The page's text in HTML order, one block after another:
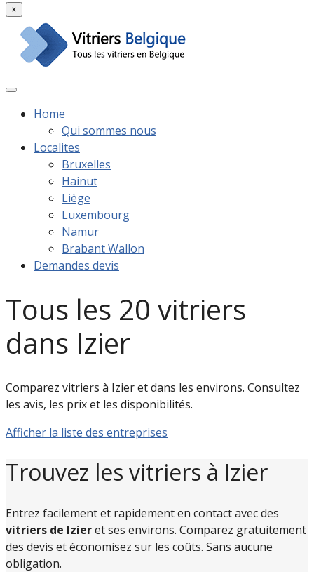
×
Home
Qui sommes nous
Localites
Bruxelles
Hainut
Liège
Luxembourg
Namur
Brabant Wallon
Demandes devis
Tous les 20 vitriers
dans Izier
Comparez vitriers à Izier et dans les environs. Consultez
les avis, les prix et les disponibilités.
Afficher la liste des entreprises
Trouvez les vitriers à Izier
Entrez facilement et rapidement en contact avec des
vitriers de Izieret ses environs. Comparez gratuitement
des devis et économisez sur les coûts. Sans aucune
obligation.